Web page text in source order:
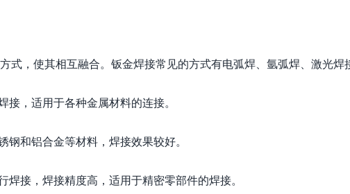
，使其相互融合。钣金焊接常见的方式有电弧焊、氩弧焊、激光焊
，适用于各种金属材料的连接。
和铝合金等材料，焊接效果较好。
接，焊接精度高，适用于精密零部件的焊接。